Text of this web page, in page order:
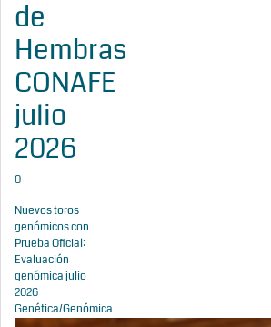
de
Hembras
CONAFE
julio
2026
0
Nuevos toros
genómicos con
Prueba Oficial:
Evaluación
genómica julio
2026
Genética/Genómica